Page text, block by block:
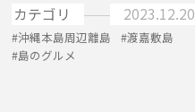
カテゴリ 2023.12.20
沖縄本島周辺離島
渡嘉敷島
島のグルメ